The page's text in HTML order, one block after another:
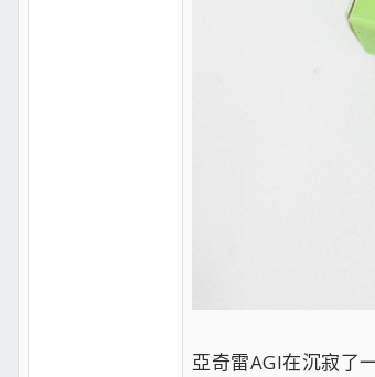
亞奇雷AGI在沉寂了